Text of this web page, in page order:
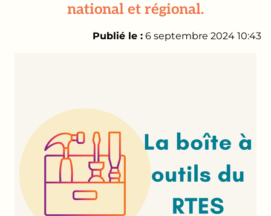
national et régional.
Publié le : 6 septembre 2024 10:43